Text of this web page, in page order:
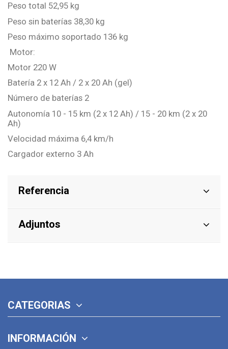
Peso total 52,95 kg
Peso sin baterías 38,30 kg
Peso máximo soportado 136 kg
Motor:
Motor 220 W
Batería 2 x 12 Ah / 2 x 20 Ah (gel)
Número de baterías 2
Autonomía 10 - 15 km (2 x 12 Ah) / 15 - 20 km (2 x 20
Ah)
Velocidad máxima 6,4 km/h
Cargador externo 3 Ah
Referencia
Adjuntos
CATEGORIAS
INFORMACIÓN